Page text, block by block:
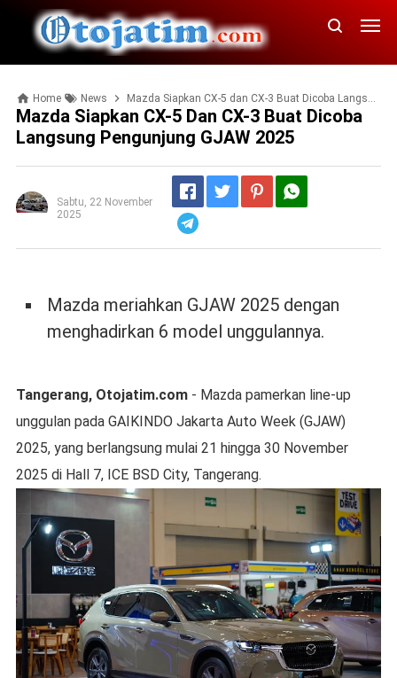
Home News Mazda Siapkan CX-5 dan CX-3 Buat Dicoba Langsung Pengunjung GJAW 2025
Mazda Siapkan CX-5 Dan CX-3 Buat Dicoba
Langsung Pengunjung GJAW 2025
Sabtu, 22 November
2025
Mazda meriahkan GJAW 2025 dengan
menghadirkan 6 model unggulannya.
Tangerang, Otojatim.com- Mazda pamerkan line-up
unggulan pada GAIKINDO Jakarta Auto Week (GJAW)
2025, yang berlangsung mulai 21 hingga 30 November
2025 di Hall 7, ICE BSD City, Tangerang.